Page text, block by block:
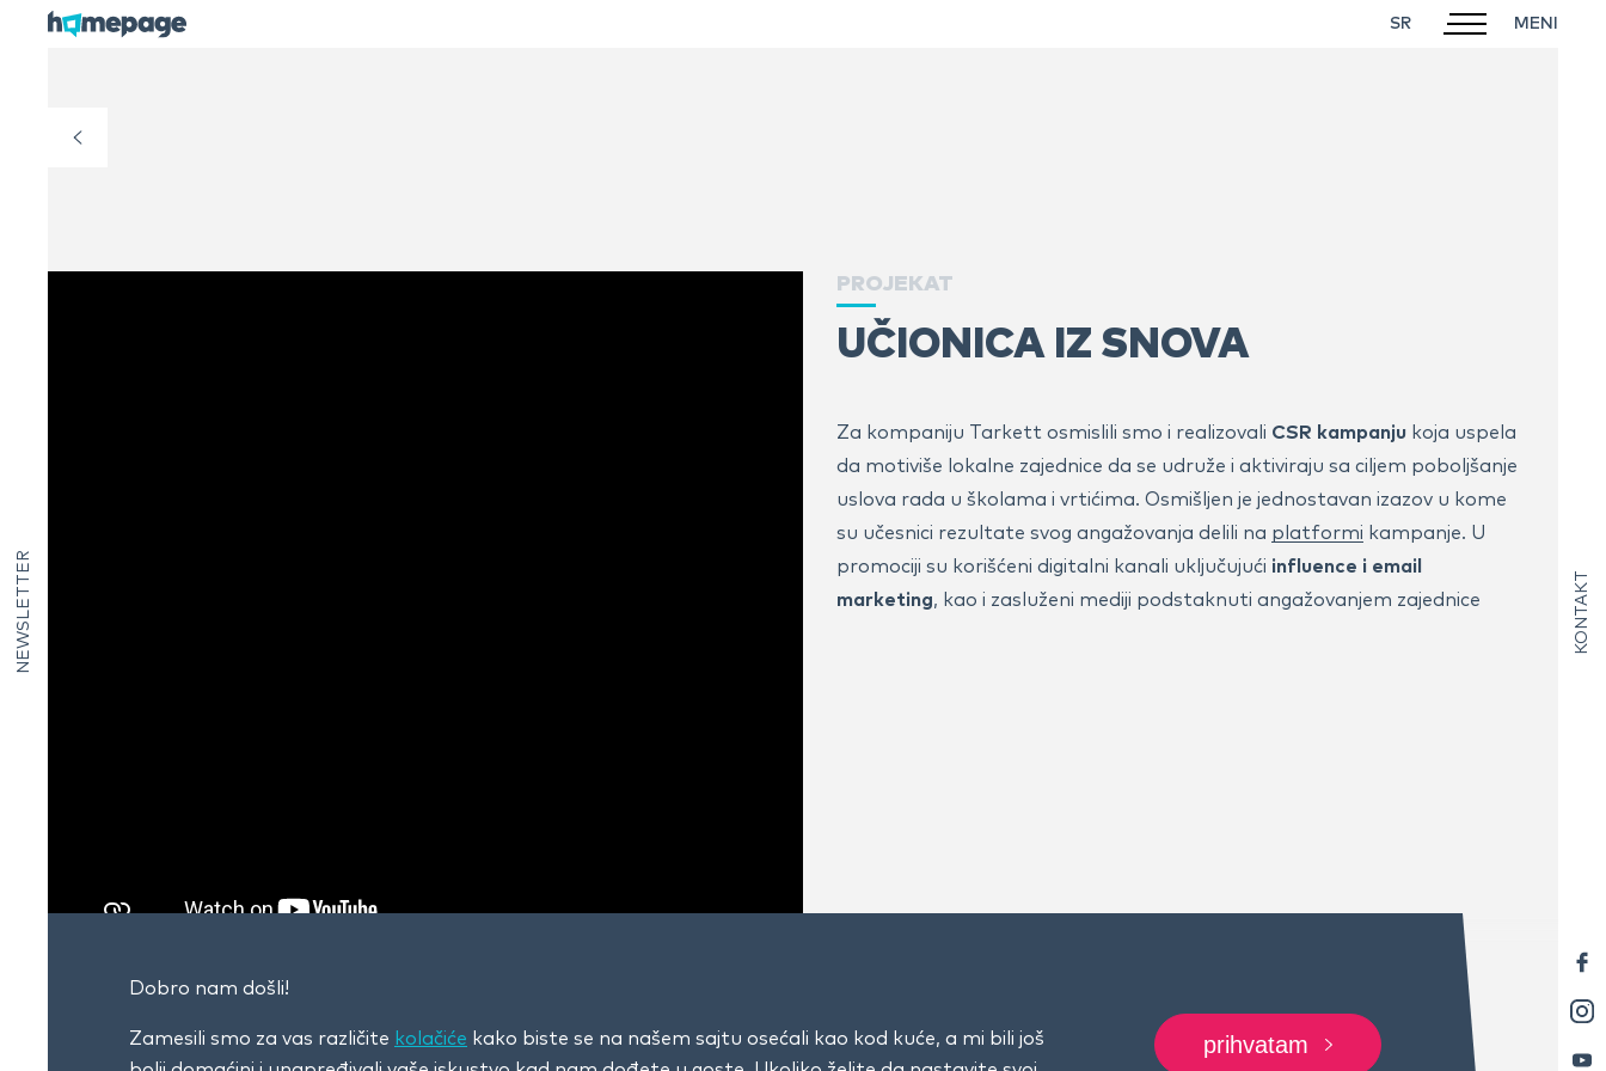
SR
NEWSLETTER KONTAKT
PROJEKAT
UČIONICA IZ SNOVA
Za kompaniju Tarkett osmislili smo i realizovali CSR kampanju koja uspela
da motiviše lokalne zajednice da se udruže i aktiviraju sa ciljem poboljšanje
uslova rada u školama i vrtićima. Osmišljen je jednostavan izazov u kome
su učesnici rezultate svog angažovanja delili na platformi kampanje. U
promociji su korišćeni digitalni kanali uključujući influence i email
marketing, kao i zasluženi mediji podstaknuti angažovanjem zajednice
Dobro nam došli!
Zamesili smo za vas različite kolačiće kako biste se na našem sajtu osećali kao kod kuće, a mi bili još
prihvatam